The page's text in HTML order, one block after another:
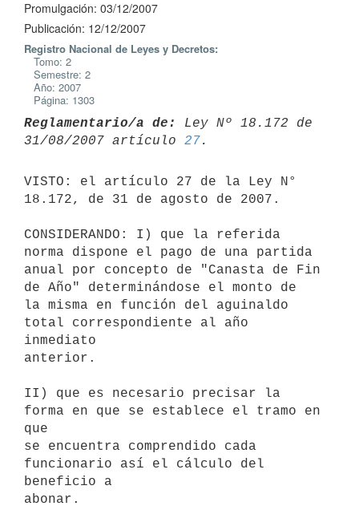
Promulgación: 03/12/2007
Publicación: 12/12/2007
Registro Nacional de Leyes y Decretos:
Tomo: 2
Semestre: 2
Año: 2007
Página: 1303
Reglamentario/a de:
Ley Nº 18.172 de
31/08/2007 artículo 27
VISTO: el artículo 27 de la Ley N°
18.172, de 31 de agosto de 2007.
CONSIDERANDO: I) que la referida
norma dispone el pago de una partida
anual por concepto de "Canasta de Fin
de Año" determinándose el monto de
la misma en función del aguinaldo
total correspondiente al año
inmediato
anterior.
II) que es necesario precisar la
forma en que se establece el tramo en
que
se encuentra comprendido cada
funcionario así el cálculo del
beneficio a
abonar.